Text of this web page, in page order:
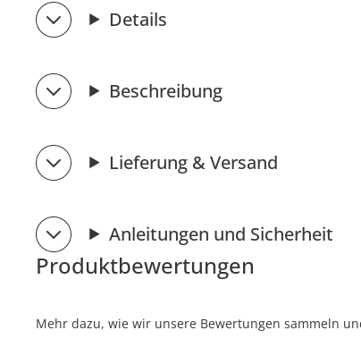
Details
Beschreibung
Lieferung & Versand
Anleitungen und Sicherheit
Produktbewertungen
Mehr dazu, wie wir unsere Bewertungen sammeln